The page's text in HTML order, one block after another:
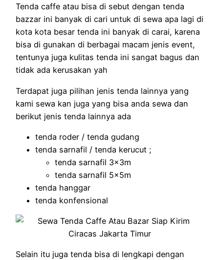
Tenda caffe atau bisa di sebut dengan tenda
bazzar ini banyak di cari untuk di sewa apa lagi di
kota kota besar tenda ini banyak di carai, karena
bisa di gunakan di berbagai macam jenis event,
tentunya juga kulitas tenda ini sangat bagus dan
tidak ada kerusakan yah
Terdapat juga pilihan jenis tenda lainnya yang
kami sewa kan juga yang bisa anda sewa dan
berikut jenis tenda lainnya ada
tenda roder / tenda gudang
tenda sarnafil / tenda kerucut ;
tenda sarnafil 3x3m
tenda sarnafil 5x5m
tenda hanggar
tenda konfensional
Selain itu juga tenda bisa di lengkapi dengan